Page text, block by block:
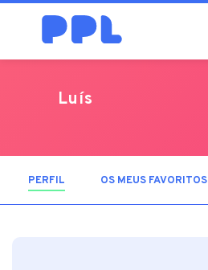
Luís
PERFIL (SEPARADOR ATIVO)
OS MEUS FAVORITOS